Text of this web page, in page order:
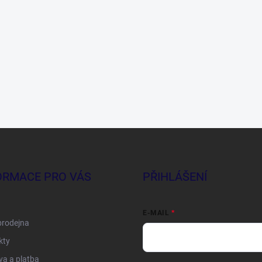
PRO VÁS
a platba
PŘIHLÁŠENÍ
E-MAIL